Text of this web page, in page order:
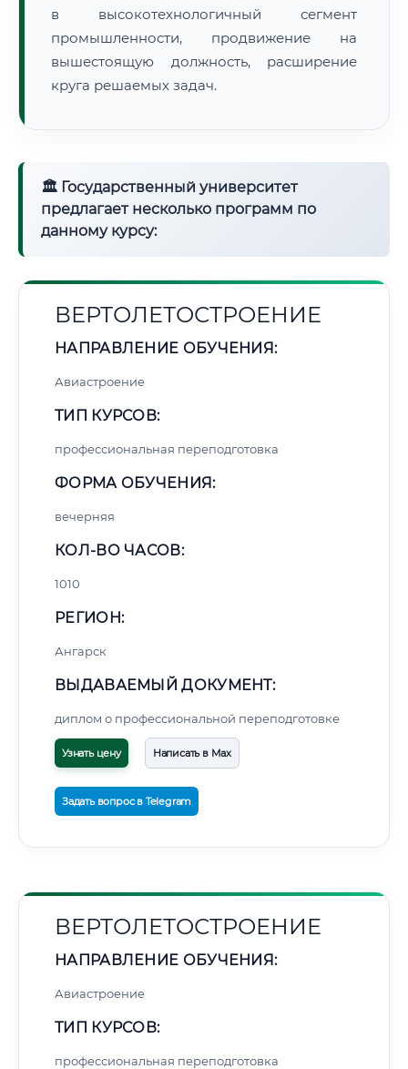
в высокотехнологичный сегмент
промышленности, продвижение на
вышестоящую должность, расширение
круга решаемых задач.
🏛 Государственный университет
предлагает несколько программ по
данному курсу:
ВЕРТОЛЕТОСТРОЕНИЕ
НАПРАВЛЕНИЕ ОБУЧЕНИЯ:
Авиастроение
ТИП КУРСОВ:
профессиональная переподготовка
ФОРМА ОБУЧЕНИЯ:
вечерняя
КОЛ-ВО ЧАСОВ:
1010
РЕГИОН:
Ангарск
ВЫДАВАЕМЫЙ ДОКУМЕНТ:
диплом о профессиональной переподготовке
Узнать цену Написать в Max
Задать вопрос в Telegram
ВЕРТОЛЕТОСТРОЕНИЕ
НАПРАВЛЕНИЕ ОБУЧЕНИЯ:
Авиастроение
ТИП КУРСОВ:
профессиональная переподготовка